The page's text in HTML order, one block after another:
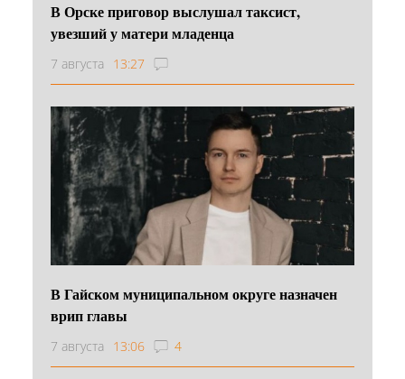
В Орске приговор выслушал таксист,
увезший у матери младенца
7 августа 13:27
В Гайском муниципальном округе назначен
врип главы
7 августа 13:06 4